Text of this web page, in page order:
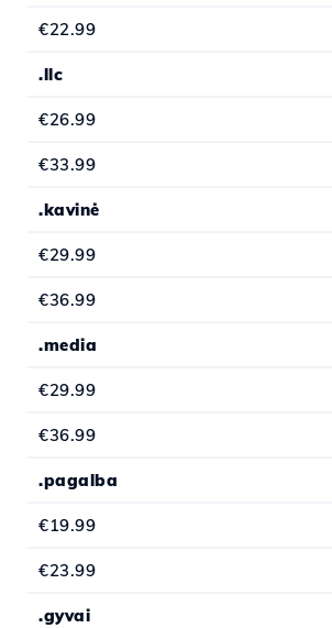
€22.99
.llc
€26.99
€33.99
.kavinė
€29.99
€36.99
.media
€29.99
€36.99
.pagalba
€19.99
€23.99
.gyvai